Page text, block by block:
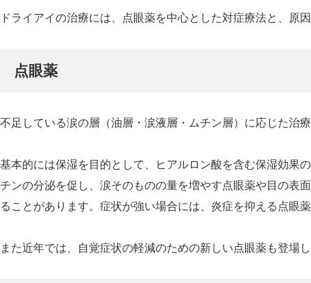
ドライアイの治療には、点眼薬を中心とした対症療法と、原
点眼薬
不足している涙の層（油層・涙液層・ムチン層）に応じた治
基本的には保湿を目的として、ヒアルロン酸を含む保湿効果
チンの分泌を促し、涙そのものの量を増やす点眼薬や目の表
ることがあります。症状が強い場合には、炎症を抑える点眼
また近年では、自覚症状の軽減のための新しい点眼薬も登場